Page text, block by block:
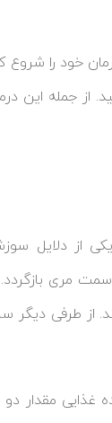
خود را شروع
جمله این
از دلایل
مری
از طرفی
مقدار